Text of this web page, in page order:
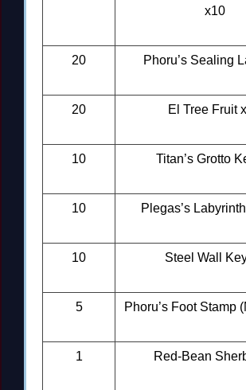
x10
20 Phoru’s Sealing
20 El Tree Fruit
10 Titan’s Grotto
10 Plegas’s
10 Steel Wall
5 Phoru’s Foot Stamp
1 Red-Bean